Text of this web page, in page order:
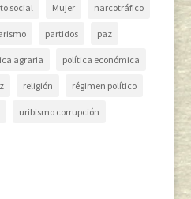
social Mujer narcotráfico
partidos paz
agraria política económica
religión régimen político
uribismo corrupción